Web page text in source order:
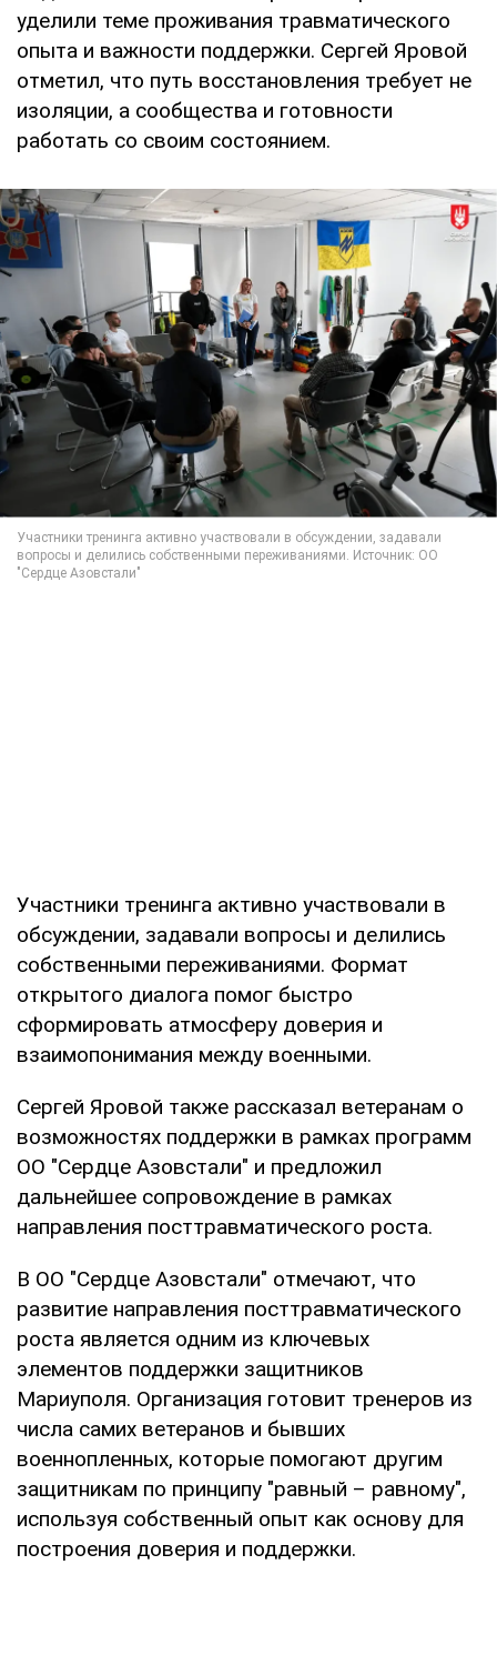
уделили теме проживания травматического
опыта и важности поддержки. Сергей Яровой
отметил, что путь восстановления требует не
изоляции, а сообщества и готовности
работать со своим состоянием.
Участники тренинга активно участвовали в
обсуждении, задавали вопросы и делились
собственными переживаниями. Формат
открытого диалога помог быстро
сформировать атмосферу доверия и
взаимопонимания между военными.
Сергей Яровой также рассказал ветеранам о
возможностях поддержки в рамках программ
ОО "Сердце Азовстали" и предложил
дальнейшее сопровождение в рамках
направления посттравматического роста.
В ОО "Сердце Азовстали" отмечают, что
развитие направления посттравматического
роста является одним из ключевых
элементов поддержки защитников
Мариуполя. Организация готовит тренеров из
числа самих ветеранов и бывших
военнопленных, которые помогают другим
защитникам по принципу "равный – равному",
используя собственный опыт как основу для
построения доверия и поддержки.